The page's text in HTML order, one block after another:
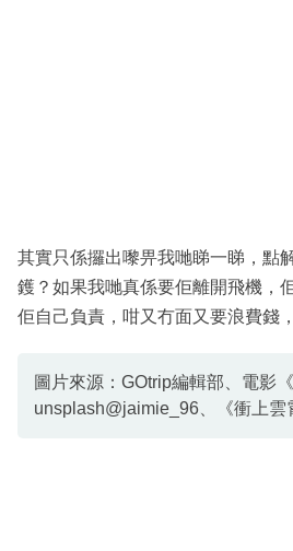
其實只係攞出嚟畀我哋睇一睇，點
鑊？如果我哋真係要佢離開飛機，
佢自己負責，咁又冇面又要浪費錢
圖片來源：GOtrip編輯部、電影
unsplash@jaimie_96、《衝上雲